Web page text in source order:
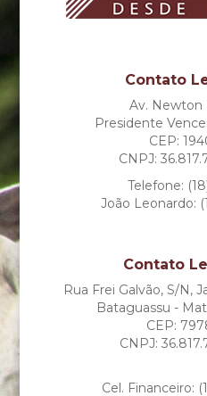
Contato
Av. Newton
Presidente
CEP:
CNPJ:
Telefone:
João Leonardo:
Contato
Rua Frei Galvão, S/N,
Bataguassu -
CEP:
CNPJ:
Cel. Financeiro: